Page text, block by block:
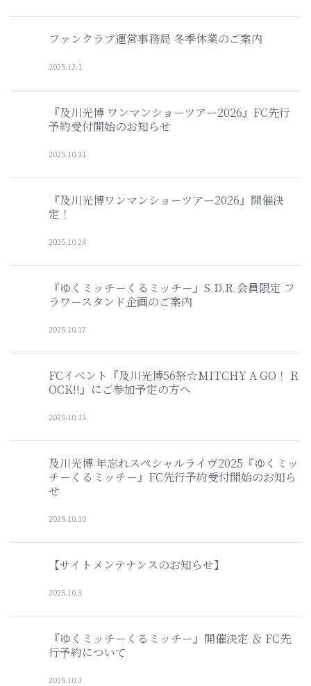
ファンクラブ運営事務局 冬季休業のご案内
2025.12.1
『及川光博 ワンマンショーツアー2026』FC先行
予約受付開始のお知らせ
2025.10.31
『及川光博ワンマンショーツアー2026』開催決
定！
2025.10.24
『ゆくミッチーくるミッチー』S.D.R.会員限定 フ
ラワースタンド企画のご案内
2025.10.17
FCイベント『及川光博56祭☆MITCHY A GO！ R
OCK!!』にご参加予定の方へ
2025.10.15
及川光博 年忘れスペシャルライヴ2025『ゆくミッ
チーくるミッチー』FC先行予約受付開始のお知ら
せ
2025.10.10
【サイトメンテナンスのお知らせ】
2025.10.3
『ゆくミッチーくるミッチー』開催決定 ＆ FC先
行予約について
2025.10.3